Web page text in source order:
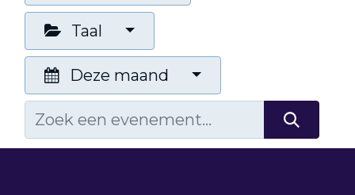
Taal
Deze maand